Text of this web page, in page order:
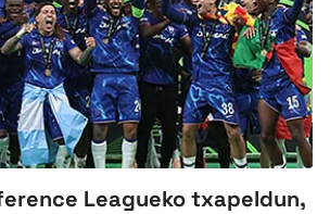
Leagueko txapeldun,